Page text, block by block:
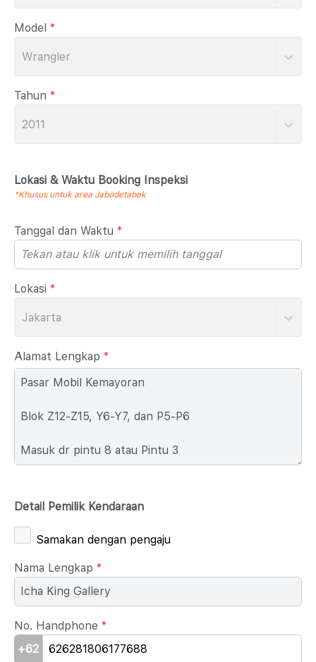
Model *
Wrangler
Tahun *
2011
Lokasi & Waktu Booking Inspeksi
*Khusus untuk area Jabodetabek
Tanggal dan Waktu *
Lokasi *
Jakarta
Alamat Lengkap *
Detail Pemilik Kendaraan
Samakan dengan pengaju
Nama Lengkap *
No. Handphone *
+62